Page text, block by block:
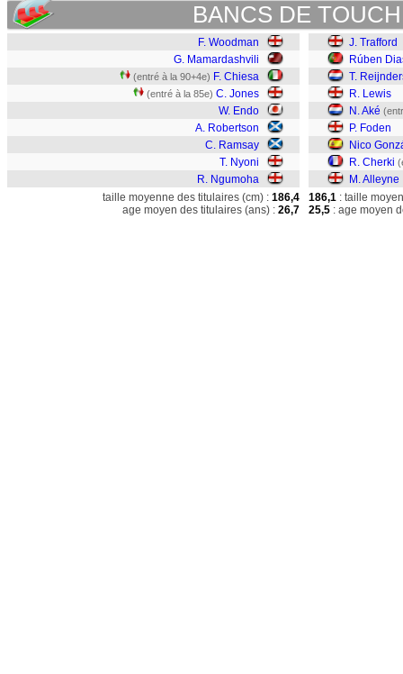
BANCS DE
F. Woodman
G. Mamardashvili
(entré à la 90+4e) F. Chiesa
(entré à la 85e) C. Jones
W. Endo
A. Robertson
C. Ramsay
T. Nyoni
R. Ngumoha
J. Trafford
Rúben
T.
R. Lewis
N. Aké
P. Foden
Nico
R. Cherki
M. Alleyne
taille moyenne des titulaires (cm) : 186,4
age moyen des titulaires (ans) : 26,7
186,1 : taille
25,5 : age moyen